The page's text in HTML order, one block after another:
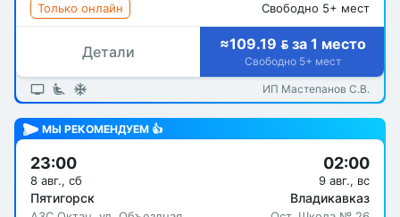
Только онлайн Свободно 5+ мест
Детали ≈109.19  за 1 место
Свободно 5+ мест
ИП Мастепанов С.В.
МЫ РЕКОМЕНДУЕМ 👍
23:00
8 авг., сб
Пятигорск
02:00
9 авг., вс
Владикавказ